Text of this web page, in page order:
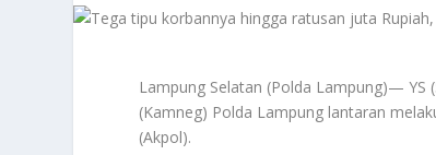
Lampung Selatan (Polda Lampung)— YS
(Kamneg) Polda Lampung lantaran
(Akpol).